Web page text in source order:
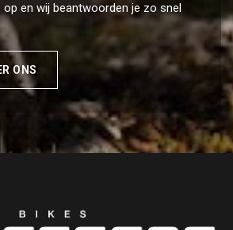
en wij beantwoorden je zo snel
ONS